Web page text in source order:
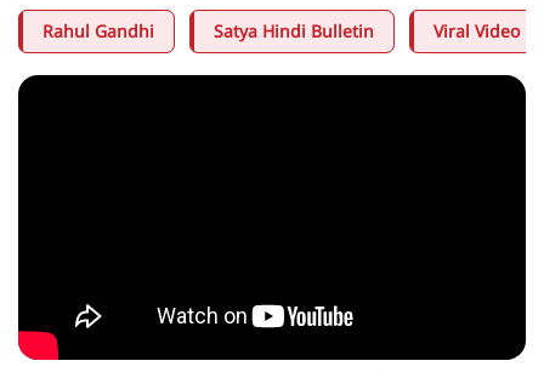
Rahul Gandhi Satya Hindi Bulletin Viral Video